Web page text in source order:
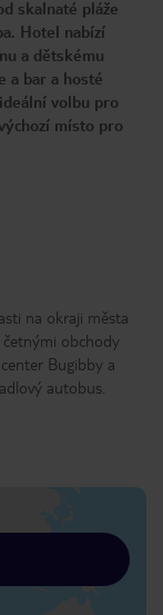
skalnaté pláže
Hotel nabízí
a dětskému
a bar a hosté
volbu pro
místo pro
na okraji města
četnými obchody
Bugibby a
autobus.